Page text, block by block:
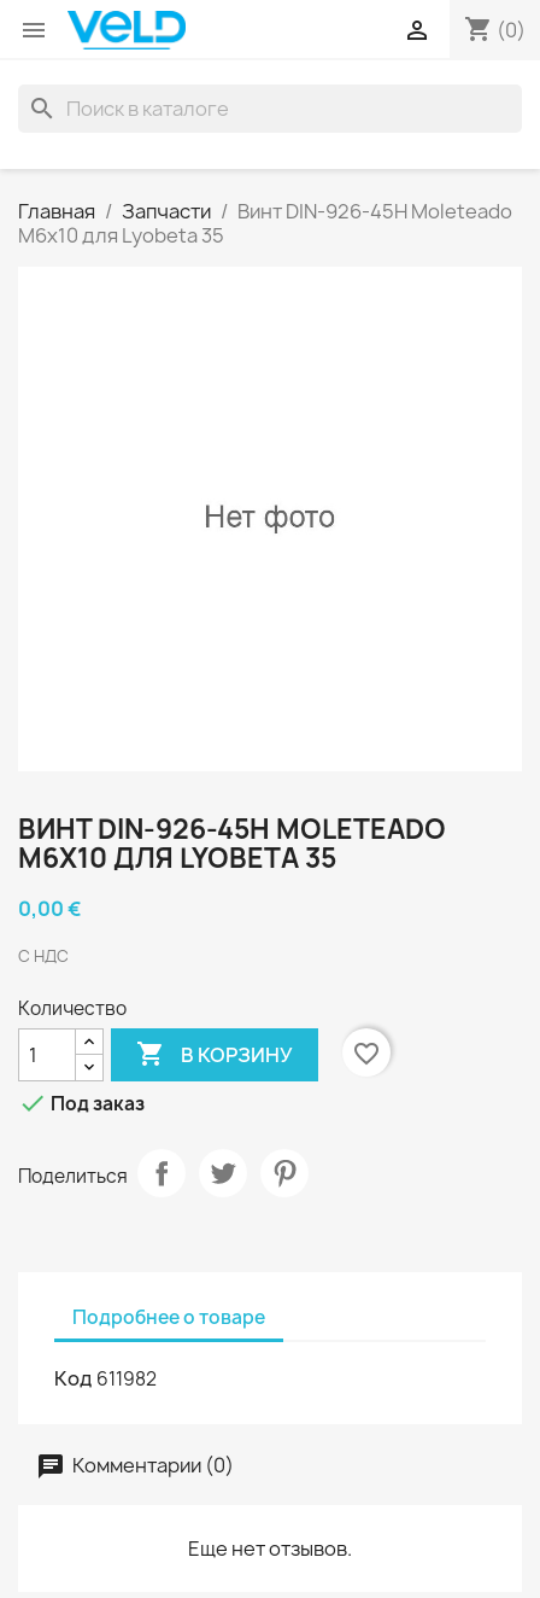
 shopping_cart (0)

search
Главная Запчасти
Винт DIN-926-45H Moleteado
M6x10 для Lyobeta 35
ВИНТ DIN-926-45H MOLETEADO
M6X10 ДЛЯ LYOBETA 35
0,00 €
С НДС
Количество
 В КОРЗИНУ
favorite_border
 Под заказ
Поделиться
Подробнее о товаре
Код 611982
Комментарии (0)
Еще нет отзывов.